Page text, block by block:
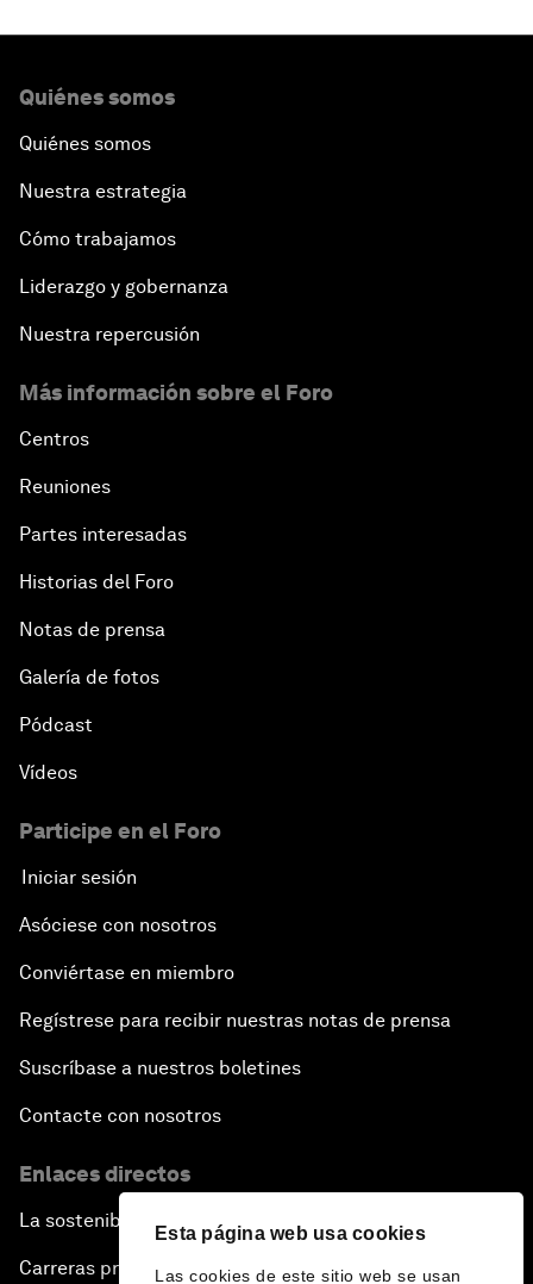
Esta página web usa cookies
Las cookies de este sitio web se usan
Quiénes somos
Quiénes somos
Nuestra estrategia
Cómo trabajamos
Liderazgo y gobernanza
Nuestra repercusión
Más información sobre el Foro
Centros
Reuniones
Partes interesadas
Historias del Foro
Notas de prensa
Galería de fotos
Pódcast
Vídeos
Participe en el Foro
Iniciar sesión
Asóciese con nosotros
Conviértase en miembro
Regístrese para recibir nuestras notas de prensa
Suscríbase a nuestros boletines
Contacte con nosotros
Enlaces directos
La sostenibilidad en el Foro
Carreras profesionales